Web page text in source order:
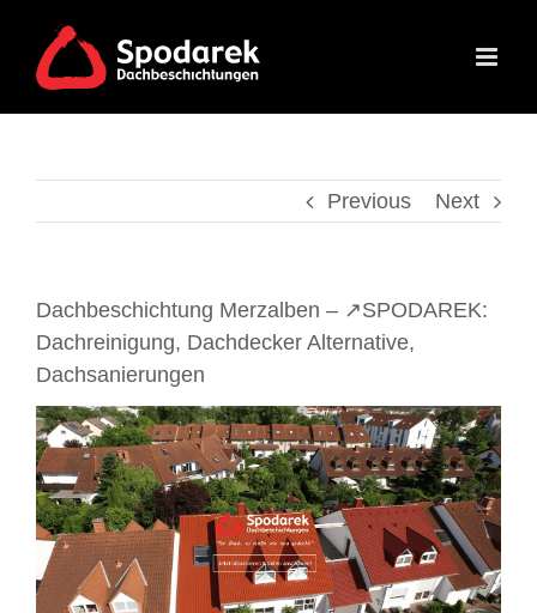
content
Previous Next
Dachbeschichtung Merzalben – ↗️SPODAREK:
Dachreinigung, Dachdecker Alternative,
Dachsanierungen